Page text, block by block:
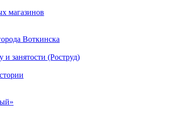
магазинов
Воткинска
и занятости (Роструд)